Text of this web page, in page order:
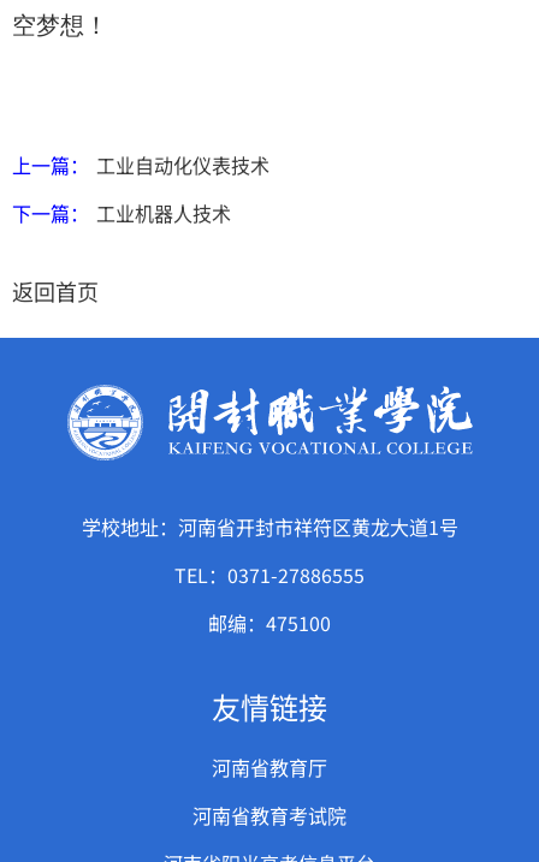
空梦想！
上一篇：
工业自动化仪表技术
下一篇：
工业机器人技术
返回首页
学校地址：河南省开封市祥符区黄龙大道1号
TEL：0371-27886555
邮编：475100
友情链接
河南省教育厅
河南省教育考试院